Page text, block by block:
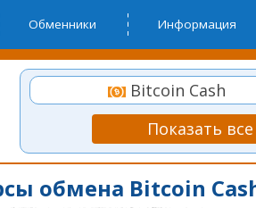
Обменники Информация
Bitcoin Cash
Показать
обмена Bitcoin